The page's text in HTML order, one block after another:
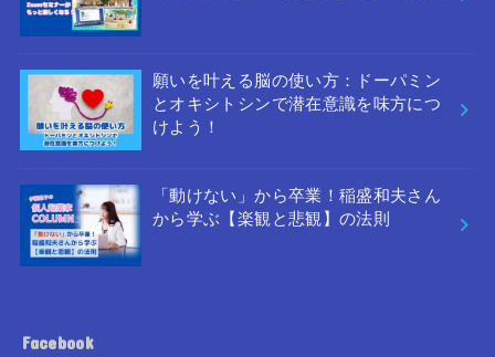
願いを叶える脳の使い方：ドーパミン
とオキシトシンで潜在意識を味方につ
けよう！
「動けない」から卒業！稲盛和夫さん
から学ぶ【楽観と悲観】の法則
Facebook